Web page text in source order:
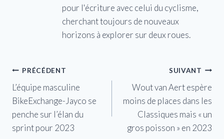
pour l'écriture avec celui du cyclisme,
cherchant toujours de nouveaux
horizons à explorer sur deux roues.
Navigation
de
l’article
PRÉCÉDENT
L’équipe masculine
BikeExchange-Jayco se
penche sur l’élan du
sprint pour 2023
SUIVANT
Wout van Aert espère
moins de places dans les
Classiques mais « un
gros poisson » en 2023